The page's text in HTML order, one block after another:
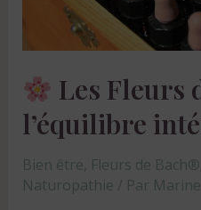
Les Fleurs
l’équilibre
Bien être Fleurs de Bach®
Naturopathie / Par Marine